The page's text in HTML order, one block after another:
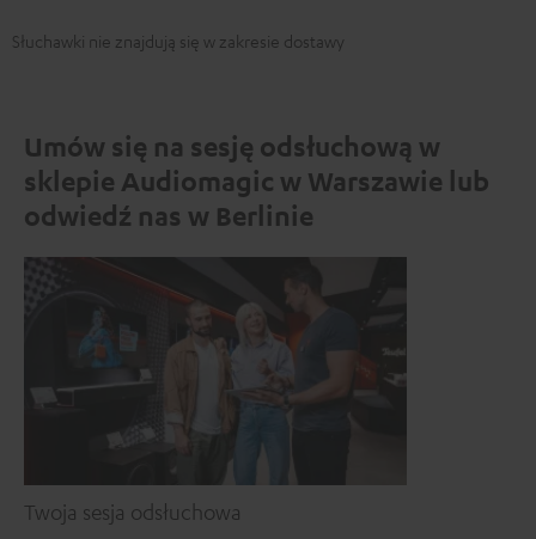
Słuchawki nie znajdują się w zakresie dostawy
Umów się na sesję odsłuchową w
sklepie Audiomagic w Warszawie lub
odwiedź nas w Berlinie
Twoja sesja odsłuchowa